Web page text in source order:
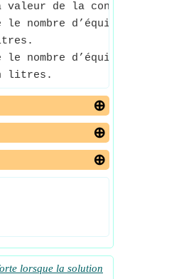
de la
nombre d’équivalents
nombre d’équivalents
litres.
lorsque la solution